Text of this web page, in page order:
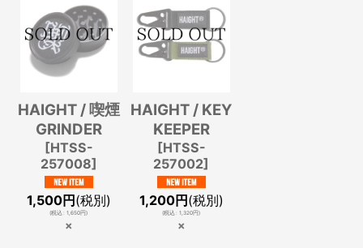
HAIGHT / 喫煙
GRINDER
[HTSS-
257008]
1,500円 (税別)
(税込: 1,650円)
×
HAIGHT / KEY
KEEPER
[HTSS-
257002]
1,200円 (税別)
(税込: 1,320円)
×